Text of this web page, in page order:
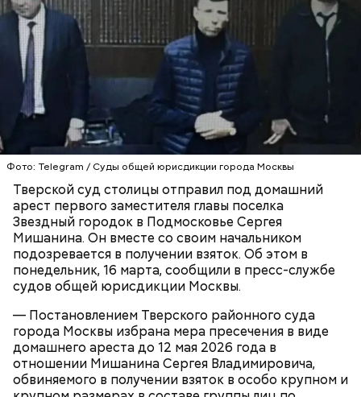
Фото: Telegram / Суды общей юрисдикции города Москвы
Тверской суд столицы отправил под домашний
арест первого заместителя главы поселка
Звездный городок в Подмосковье Сергея
Мишанина. Он вместе со своим начальником
подозревается в получении взяток. Об этом в
понедельник, 16 марта, сообщили в пресс-службе
судов общей юрисдикции Москвы.
— Постановлением Тверского районного суда
города Москвы избрана мера пресечения в виде
домашнего ареста до 12 мая 2026 года в
отношении Мишанина Сергея Владимировича,
обвиняемого в получении взяток в особо крупном и
Блогеру грозило до семи лет лишения свободы.
— Мы съездили за витаминами, вернулись обратно,
поднялись домой. У него ухудшилось самочувствие
через сутки... Его увезли в больницу,
Play
Video
родителей погибшего юноши пали на Миссюру, но
доказать его причастность к кончине их сына не
удалось. Когда же подозреваемого задержали, он
заявил, что ничего не подсыпал в морс и утверждал,
что яд могли добавить в бутылкунекие
недоброжелатели